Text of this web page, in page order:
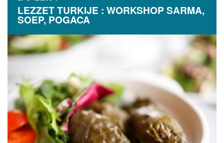
LEZZET TURKIJE : WORKSHOP SARMA,
SOEP, POGACA